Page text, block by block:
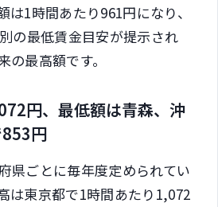
は1時間あたり961円になり、
の最低賃金目安が提示され
の最高額です。
円、最低額は青森、沖
円
県ごとに毎年度定められてい
は東京都で1時間あたり1,072